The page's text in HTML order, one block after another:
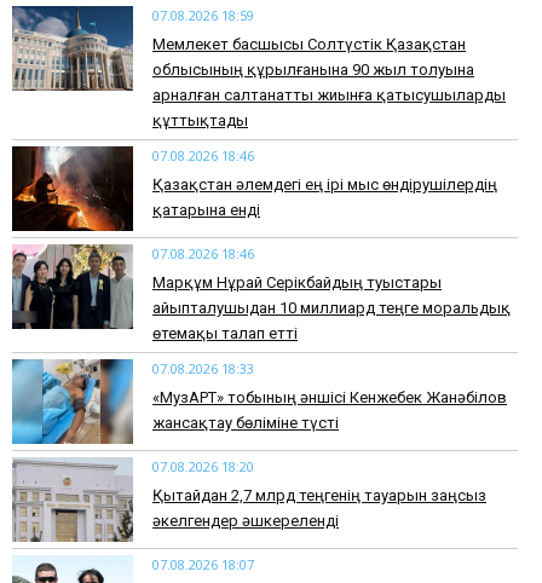
07.08.2026 18:59
Мемлекет басшысы Солтүстік Қазақстан
облысының құрылғанына 90 жыл толуына
арналған салтанатты жиынға қатысушыларды
құттықтады
07.08.2026 18:46
Қазақстан әлемдегі ең ірі мыс өндірушілердің
қатарына енді
07.08.2026 18:46
Марқұм Нұрай Серікбайдың туыстары
айыпталушыдан 10 миллиард теңге моральдық
өтемақы талап етті
07.08.2026 18:33
«МузАРТ» тобының әншісі Кенжебек Жанәбілов
жансақтау бөліміне түсті
07.08.2026 18:20
Қытайдан 2,7 млрд теңгенің тауарын заңсыз
әкелгендер әшкереленді
07.08.2026 18:07